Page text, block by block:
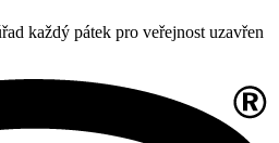
každý pátek pro veřejnost uzavřen